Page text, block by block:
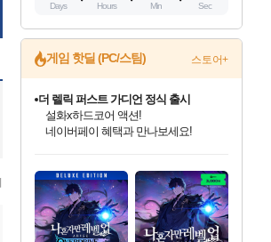
Days Hours Min Sec
게임 핫딜 (PC/스팀) 스토어+
최대 90% 할인가를 만나보세요!
네이버혜택과 함께 만나보세요!
50%할인&추가 적립까지!
이니&베니 혜택까지!
네이버 혜택가와 함께 예약하세요!
할인&네이버혜택으로 만나보세요!
더 렐릭 퍼스트 가디언 정식 출시
설화x하드코어 액션!
네이버페이 혜택과 만나보세요!
40주년 프로모션으로 만나보세요!
네이버 포인트 혜택까지!
할인가에 만나보세요!
일부 에디션 상시 할인!
혜택으로 예약 판매 중
편안하게 충전하세요